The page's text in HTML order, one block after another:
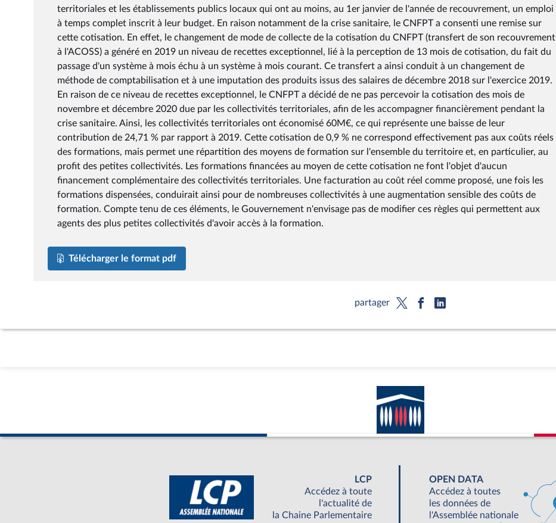
territoriales et les établissements publics locaux qui ont au moins, au 1er janvier de l'année de recouvrement, un emploi
à temps complet inscrit à leur budget. En raison notamment de la crise sanitaire, le CNFPT a consenti une remise sur
cette cotisation. En effet, le changement de mode de collecte de la cotisation du CNFPT (transfert de son recouvrement
à l'ACOSS) a généré en 2019 un niveau de recettes exceptionnel, lié à la perception de 13 mois de cotisation, du fait du
passage d'un système à mois échu à un système à mois courant. Ce transfert a ainsi conduit à un changement de
méthode de comptabilisation et à une imputation des produits issus des salaires de décembre 2018 sur l'exercice 2019.
En raison de ce niveau de recettes exceptionnel, le CNFPT a décidé de ne pas percevoir la cotisation des mois de
novembre et décembre 2020 due par les collectivités territoriales, afin de les accompagner financièrement pendant la
crise sanitaire. Ainsi, les collectivités territoriales ont économisé 60M€, ce qui représente une baisse de leur
contribution de 24,71 % par rapport à 2019. Cette cotisation de 0,9 % ne correspond effectivement pas aux coûts réels
des formations, mais permet une répartition des moyens de formation sur l'ensemble du territoire et, en particulier, au
profit des petites collectivités. Les formations financées au moyen de cette cotisation ne font l'objet d'aucun
financement complémentaire des collectivités territoriales. Une facturation au coût réel comme proposé, une fois les
formations dispensées, conduirait ainsi pour de nombreuses collectivités à une augmentation sensible des coûts de
formation. Compte tenu de ces éléments, le Gouvernement n'envisage pas de modifier ces règles qui permettent aux
agents des plus petites collectivités d'avoir accès à la formation.
Télécharger le format pdf
partager
LCP
Accédez à toute
l'actualité de
la Chaine Parlementaire
OPEN DATA
Accédez à toutes
les données de
l'Assemblée nationale